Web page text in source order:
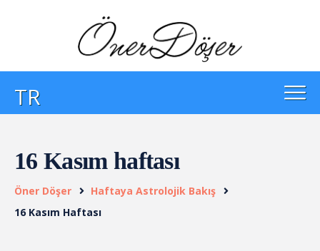
TR
16 Kasım haftası
Öner Döşer
Haftaya Astrolojik Bakış
16 Kasım Haftası